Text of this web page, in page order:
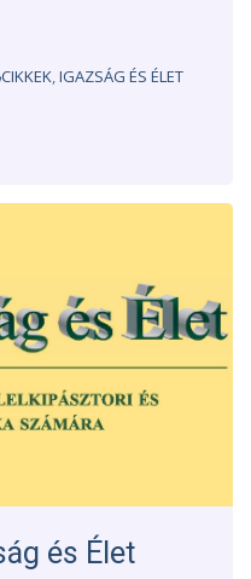
CIKKEK,IGAZSÁG ÉS ÉLET
és Élet